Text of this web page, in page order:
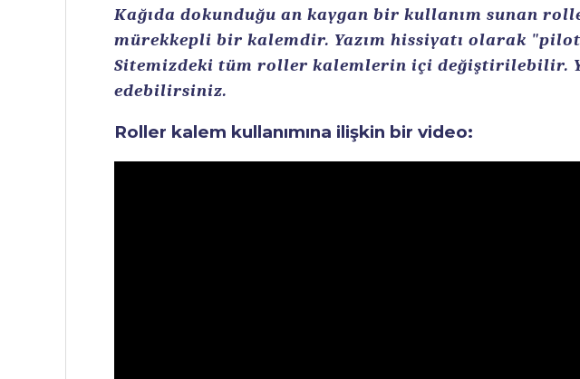
Kağıda dokunduğu an kaygan bir kullanım sunan
mürekkepli bir kalemdir. Yazım hissiyatı olarak
Sitemizdeki tüm roller kalemlerin içi değiştirilebilir.
edebilirsiniz.
Roller kalem kullanımına ilişkin bir video: